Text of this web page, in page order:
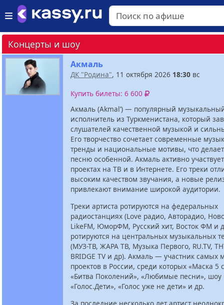
Концерты и шоу
Акмаль
ДК "Родина", 11 октября 2026 18:30 вс
Купить билеты: 6 600
Акмаль (Akmal’) — популярный
исполнитель из Туркменистана, который
слушателей качественной музыкой и
Его творчество сочетает современные
тренды и национальные мотивы, что
песню особенной. Акмаль активно
проектах на ТВ и в Интернете. Его треки
высоким качеством звучания, а новые
привлекают внимание широкой аудитории.
Треки артиста ротируются на федеральных
радиостанциях (Love радио, Авторадио,
LikeFM, ЮморФМ, Русский хит, Восток ФМ и
ротируются на центральных музыкальных
(МУЗ-ТВ, ЖАРА ТВ, Музыка Первого, RU.TV,
BRIDGE TV и др). Акмаль — участник самых
проектов в России, среди которых «Маска 5
«Битва Поколений», «Любимые песни», шоу
«Голос.Дети», «Голос уже не дети» и др.
За последние несколько лет артист